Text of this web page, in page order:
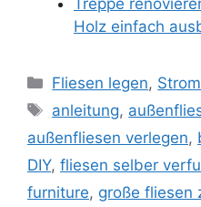
Treppe
Holz einfach
Kategorien
Fliesen legen, Strom
Schlagwörter
anleitung,
außenfliesen verlegen,
DIY, fliesen selber
furniture, große fliesen